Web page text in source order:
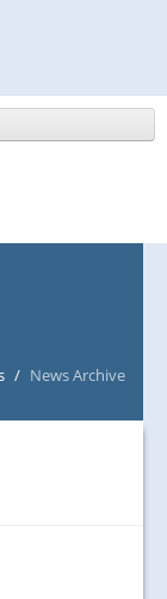
EVENTS
/ News Archive